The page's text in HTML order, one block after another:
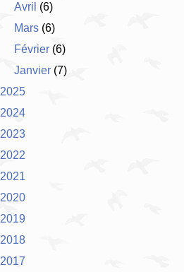
Avril (6)
Mars (6)
Février (6)
Janvier (7)
2025
2024
2023
2022
2021
2020
2019
2018
2017